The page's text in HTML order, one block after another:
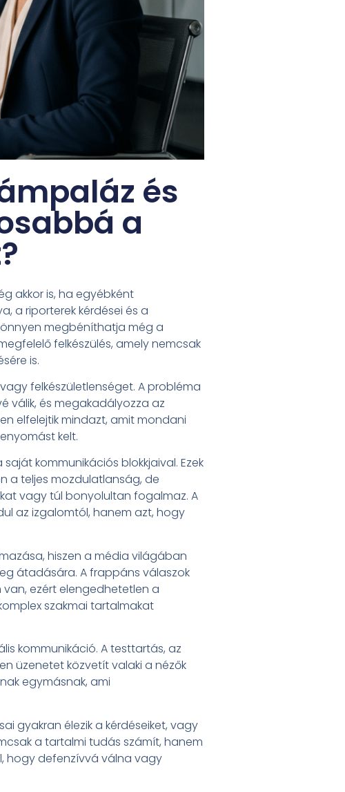
és
a
akkor is, ha egyébként
a riporterek kérdései és a
megbéníthatja még a
felkészülés, amely nemcsak
is.
felkészületlenséget. A probléma
válik, és megakadályozza az
elfelejtik mindazt, amit mondani
kelt.
kommunikációs blokkjaival. Ezek
a teljes mozdulatlanság, de
vagy túl bonyolultan fogalmaz. A
az izgalomtól, hanem azt, hogy
hiszen a média világában
átadására. A frappáns válaszok
van, ezért elengedhetetlen a
szakmai tartalmakat
kommunikáció. A testtartás, az
üzenetet közvetít valaki a nézők
egymásnak, ami
gyakran élezik a kérdéseiket, vagy
a tartalmi tudás számít, hanem
hogy defenzívvá válna vagy